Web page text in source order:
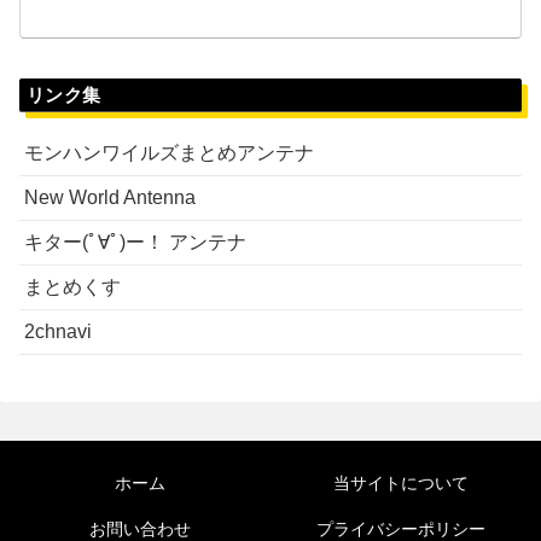
リンク集
モンハンワイルズまとめアンテナ
New World Antenna
キター(ﾟ∀ﾟ)ー！ アンテナ
まとめくす
2chnavi
ホーム 当サイトについて
お問い合わせ プライバシーポリシー